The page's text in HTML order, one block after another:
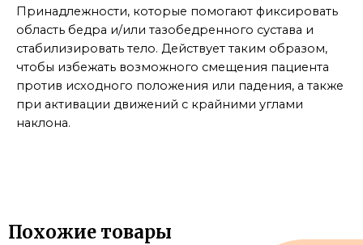
Принадлежности, которые помогают фиксировать
область бедра и/или тазобедренного сустава и
стабилизировать тело. Действует таким образом,
чтобы избежать возможного смещения пациента
против исходного положения или падения, а также
при активации движений с крайними углами
наклона.
Похожие товары